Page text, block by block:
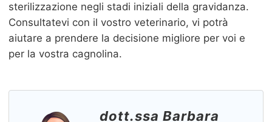
sterilizzazione negli stadi iniziali della gravidanza.
Consultatevi con il vostro veterinario, vi potrà
aiutare a prendere la decisione migliore per voi e
per la vostra cagnolina.
dott.ssa Barbara